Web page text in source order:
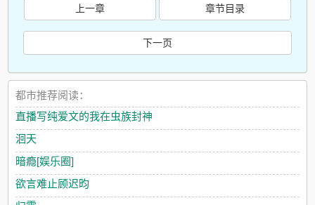
上一章 章节目录
下一页
都市推荐阅读：
直播写纯爱文的我在虫族封神
洄天
暗瘾[娱乐圈]
欲言难止顾迟昀